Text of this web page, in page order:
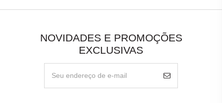
NOVIDADES E PROMOÇÕES
EXCLUSIVAS